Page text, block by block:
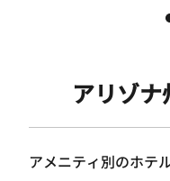
アリゾ
アメニティ別のホテ